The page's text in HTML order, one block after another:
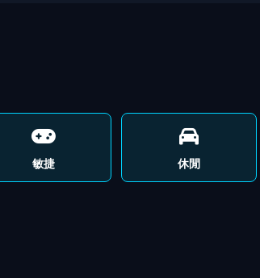
敏捷 休閒